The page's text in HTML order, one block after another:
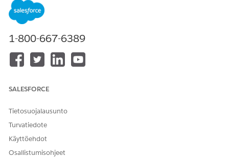
Ennen aloittamista:
Lisää Hallittu omaisuuksien tarkastelija -komponentti
haluamiisi sivuasetteluihin, kuten tilien sivuasetteluun.
Lisää Omaisuudet-viiteluettelo Tili- tai Sopimukset-sivulle
nähdäksesi Hallitut omaisuudet -luettelon.
Jos haluat suorittaa omaisuuksien peruutukset hallituissa
sivuasetteluun.
1-800-667-6389
SALESFORCE
Tietosuojalausunto
Turvatiedote
Käyttöehdot
Osallistumisohjeet